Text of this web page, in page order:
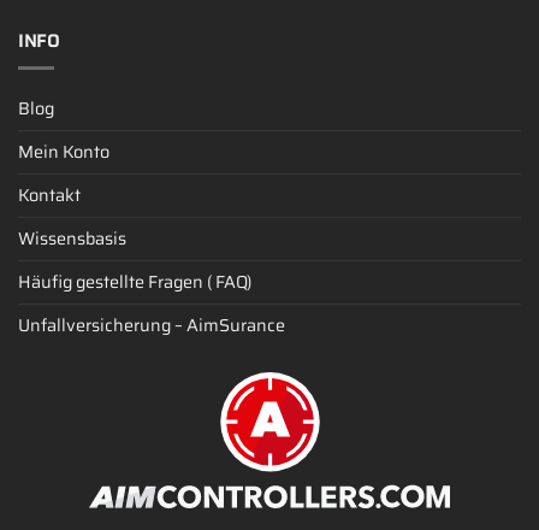
INFO
Blog
Mein Konto
Kontakt
Wissensbasis
Häufig gestellte Fragen ( FAQ)
Unfallversicherung – AimSurance